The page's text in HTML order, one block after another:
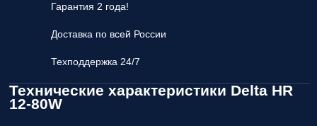
Гарантия 2 года!
Доставка по всей России
Техподдержка 24/7
Технические характеристики Delta HR
12-80W